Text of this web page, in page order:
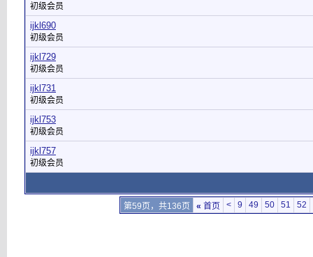
初级会员
ijkl690
初级会员
ijkl729
初级会员
ijkl731
初级会员
ijkl753
初级会员
ijkl757
初级会员
第59页，共136页 « 首页 < 9 49 50 51 52